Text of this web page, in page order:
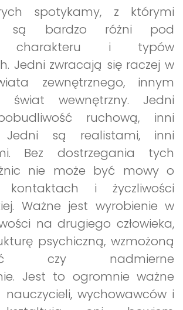
spotykamy, z którymi
są bardzo różni pod
charakteru i typów
Jedni zwracają się raczej w
zewnętrznego, innym
świat wewnętrzny. Jedni
ruchową, inni
Jedni są realistami, inni
Bez dostrzegania tych
nie może być mowy o
kontaktach i życzliwości
Ważne jest wyrobienie w
na drugiego człowieka,
psychiczną, wzmożoną
czy nadmierne
Jest to ogromnie ważne
wychowawców i